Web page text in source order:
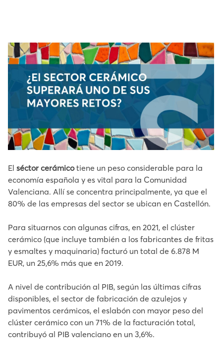
El séctor cerámicotiene un peso considerable para la
economía española y es vital para la Comunidad
Valenciana. Allí se concentra principalmente, ya que el
80% de las empresas del sector se ubican en Castellón.
Para situarnos con algunas cifras, en 2021, el clúster
cerámico (que incluye también a los fabricantes de fritas
y esmaltes y maquinaria) facturó un total de 6.878 M
EUR, un 25,6% más que en 2019.
A nivel de contribución al PIB, según las últimas cifras
disponibles, el sector de fabricación de azulejos y
pavimentos cerámicos, el eslabón con mayor peso del
clúster cerámico con un 71% de la facturación total,
contribuyó al PIB valenciano en un 3,6%.